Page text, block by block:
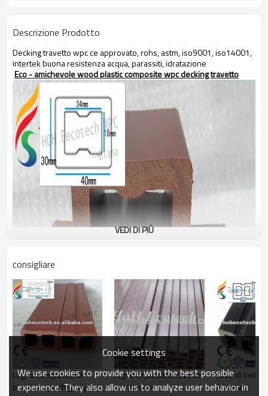
Descrizione Prodotto
Decking travetto wpc ce approvato, rohs, astm, iso9001, iso14001,
intertek buona resistenza acqua, parassiti, idratazione
Eco - amichevole wood plastic composite wpc decking travetto
VEDI DI PIÙ
consigliare
Legno composito di
plastica wpc chiglia/per
legno di plastica travetto
composito
cavo di
travetto
Cookie settings
We use cookies to provide you with the best possible
experience. They also allow us to analyze user behavior in